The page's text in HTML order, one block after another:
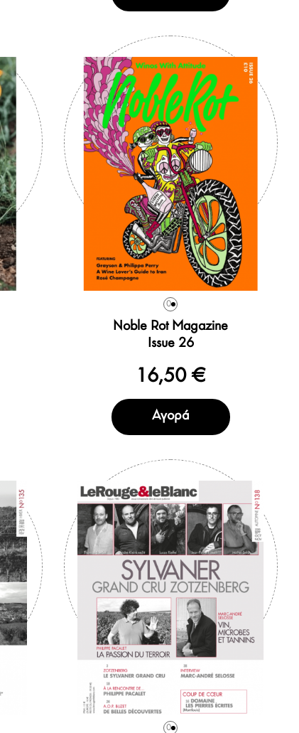
0
Noble Rot Magazine
Issue 26
16,50 €
Αγορά
0